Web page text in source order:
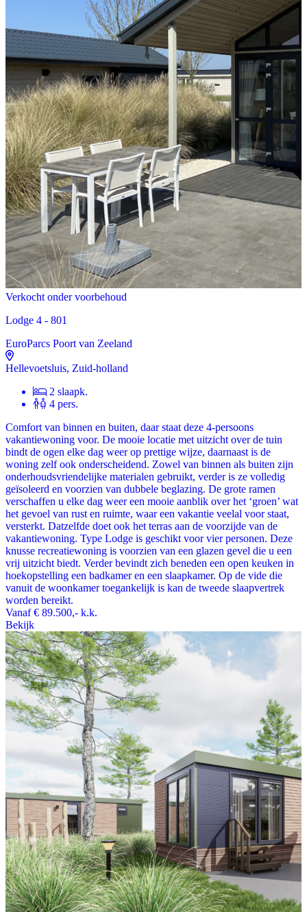
Verkocht onder voorbehoud
Lodge 4 - 801
EuroParcs Poort van Zeeland
Hellevoetsluis, Zuid-holland
2 slaapk.
4 pers.
Comfort van binnen en buiten, daar staat deze 4-persoons
vakantiewoning voor. De mooie locatie met uitzicht over de tuin
bindt de ogen elke dag weer op prettige wijze, daarnaast is de
woning zelf ook onderscheidend. Zowel van binnen als buiten zijn
onderhoudsvriendelijke materialen gebruikt, verder is ze volledig
geïsoleerd en voorzien van dubbele beglazing. De grote ramen
verschaffen u elke dag weer een mooie aanblik over het ‘groen’ wat
het gevoel van rust en ruimte, waar een vakantie veelal voor staat,
versterkt. Datzelfde doet ook het terras aan de voorzijde van de
vakantiewoning. Type Lodge is geschikt voor vier personen. Deze
knusse recreatiewoning is voorzien van een glazen gevel die u een
vrij uitzicht biedt. Verder bevindt zich beneden een open keuken in
hoekopstelling een badkamer en een slaapkamer. Op de vide die
vanuit de woonkamer toegankelijk is kan de tweede slaapvertrek
worden bereikt.
Vanaf € 89.500,- k.k.
Bekijk